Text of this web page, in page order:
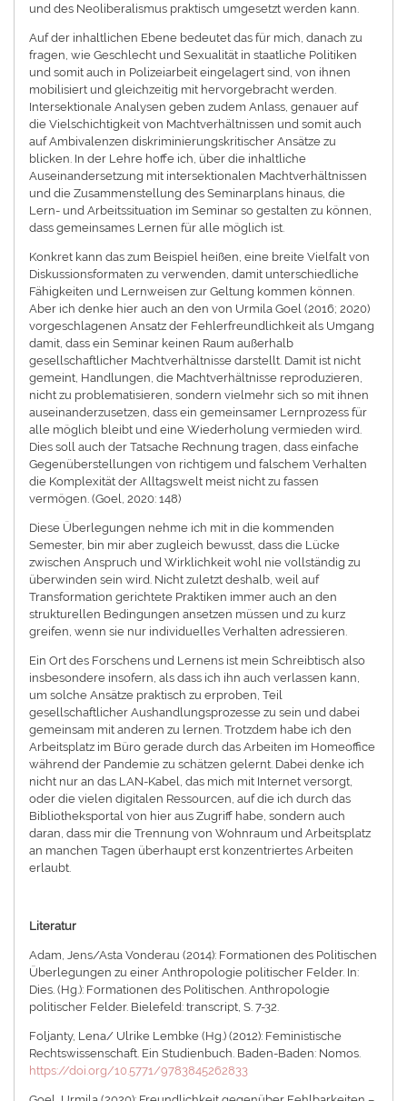
und des Neoliberalismus praktisch umgesetzt werden kann.
Auf der inhaltlichen Ebene bedeutet das für mich, danach zu
fragen, wie Geschlecht und Sexualität in staatliche Politiken
und somit auch in Polizeiarbeit eingelagert sind, von ihnen
mobilisiert und gleichzeitig mit hervorgebracht werden.
Intersektionale Analysen geben zudem Anlass, genauer auf
die Vielschichtigkeit von Machtverhältnissen und somit auch
auf Ambivalenzen diskriminierungskritischer Ansätze zu
blicken. In der Lehre hoffe ich, über die inhaltliche
Auseinandersetzung mit intersektionalen Machtverhältnissen
und die Zusammenstellung des Seminarplans hinaus, die
Lern- und Arbeitssituation im Seminar so gestalten zu können,
dass gemeinsames Lernen für alle möglich ist.
Konkret kann das zum Beispiel heißen, eine breite Vielfalt von
Diskussionsformaten zu verwenden, damit unterschiedliche
Fähigkeiten und Lernweisen zur Geltung kommen können.
Aber ich denke hier auch an den von Urmila Goel (2016; 2020)
vorgeschlagenen Ansatz der Fehlerfreundlichkeit als Umgang
damit, dass ein Seminar keinen Raum außerhalb
gesellschaftlicher Machtverhältnisse darstellt. Damit ist nicht
gemeint, Handlungen, die Machtverhältnisse reproduzieren,
nicht zu problematisieren, sondern vielmehr sich so mit ihnen
auseinanderzusetzen, dass ein gemeinsamer Lernprozess für
alle möglich bleibt und eine Wiederholung vermieden wird.
Dies soll auch der Tatsache Rechnung tragen, dass einfache
Gegenüberstellungen von richtigem und falschem Verhalten
die Komplexität der Alltagswelt meist nicht zu fassen
vermögen. (Goel, 2020: 148)
Diese Überlegungen nehme ich mit in die kommenden
Semester, bin mir aber zugleich bewusst, dass die Lücke
zwischen Anspruch und Wirklichkeit wohl nie vollständig zu
überwinden sein wird. Nicht zuletzt deshalb, weil auf
Transformation gerichtete Praktiken immer auch an den
strukturellen Bedingungen ansetzen müssen und zu kurz
greifen, wenn sie nur individuelles Verhalten adressieren.
Ein Ort des Forschens und Lernens ist mein Schreibtisch also
insbesondere insofern, als dass ich ihn auch verlassen kann,
um solche Ansätze praktisch zu erproben, Teil
gesellschaftlicher Aushandlungsprozesse zu sein und dabei
gemeinsam mit anderen zu lernen. Trotzdem habe ich den
Arbeitsplatz im Büro gerade durch das Arbeiten im Homeoffice
während der Pandemie zu schätzen gelernt. Dabei denke ich
nicht nur an das LAN-Kabel, das mich mit Internet versorgt,
oder die vielen digitalen Ressourcen, auf die ich durch das
Bibliotheksportal von hier aus Zugriff habe, sondern auch
daran, dass mir die Trennung von Wohnraum und Arbeitsplatz
an manchen Tagen überhaupt erst konzentriertes Arbeiten
erlaubt.
Literatur
Adam, Jens/Asta Vonderau (2014): Formationen des Politischen
Überlegungen zu einer Anthropologie politischer Felder. In:
Dies. (Hg.): Formationen des Politischen. Anthropologie
politischer Felder. Bielefeld: transcript, S. 7-32.
Foljanty, Lena/ Ulrike Lembke (Hg.) (2012): Feministische
Rechtswissenschaft. Ein Studienbuch. Baden-Baden: Nomos.
https://doi.org/10.5771/9783845262833